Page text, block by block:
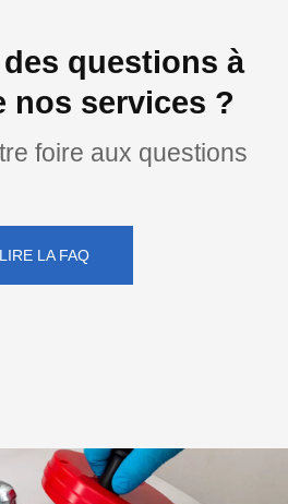
questions à
nos services ?
foire aux questions
LIRE LA FAQ